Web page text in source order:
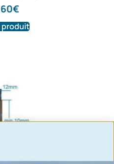
€
produit